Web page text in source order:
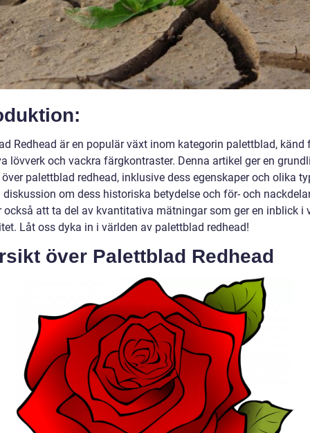
Redhead är en populär växt inom kategorin palettblad, känd
lövverk och vackra färgkontraster. Denna artikel ger en
palettblad redhead, inklusive dess egenskaper och olika
diskussion om dess historiska betydelse och för- och
också att ta del av kvantitativa mätningar som ger en inblick i
Låt oss dyka in i världen av palettblad redhead!
över Palettblad Redhead